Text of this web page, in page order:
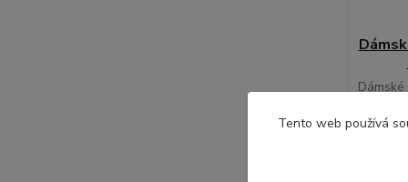
108,
Tento web používá